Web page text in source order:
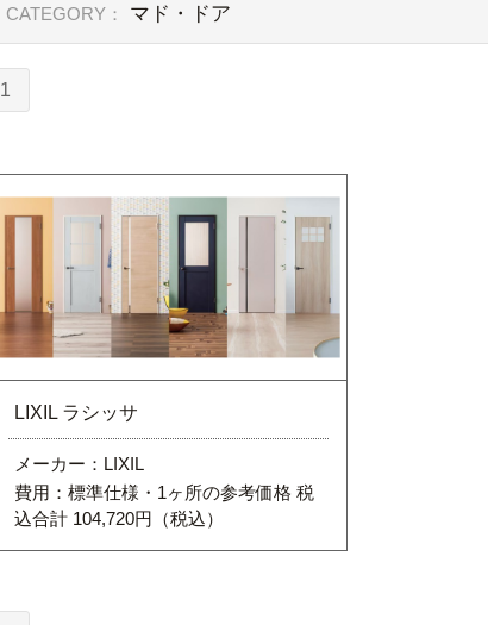
CATEGORY： マド・ドア
1
LIXIL ラシッサ
メーカー：LIXIL
費用：標準仕様・1ヶ所の参考価格 税
込合計 104,720円（税込）